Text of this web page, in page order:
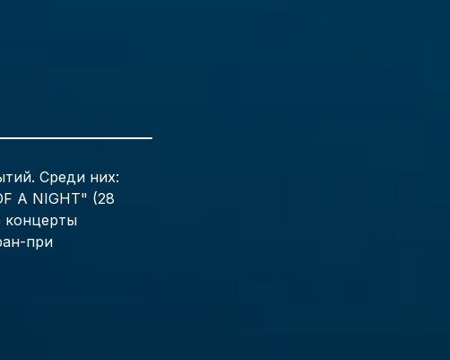
Среди них:
A NIGHT" (28
концерты
при